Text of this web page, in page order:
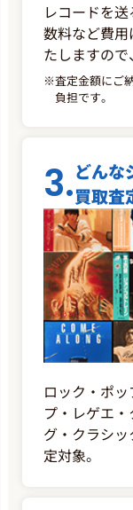
レコードを
数料など費
たしますので
※査定金額にご
負担です。
3.どんな
買取査
ロック・ポ
プ・レゲエ
グ・クラシ
定対象。